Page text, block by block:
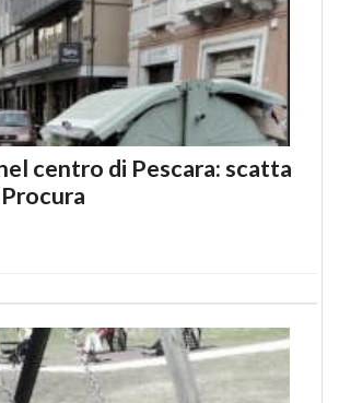
centro di Pescara: scatta